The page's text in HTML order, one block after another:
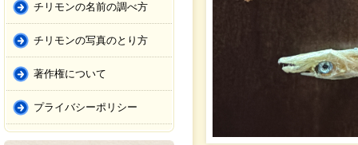
チリモンの名前の調べ方
チリモンの写真のとり方
著作権について
プライバシーポリシー